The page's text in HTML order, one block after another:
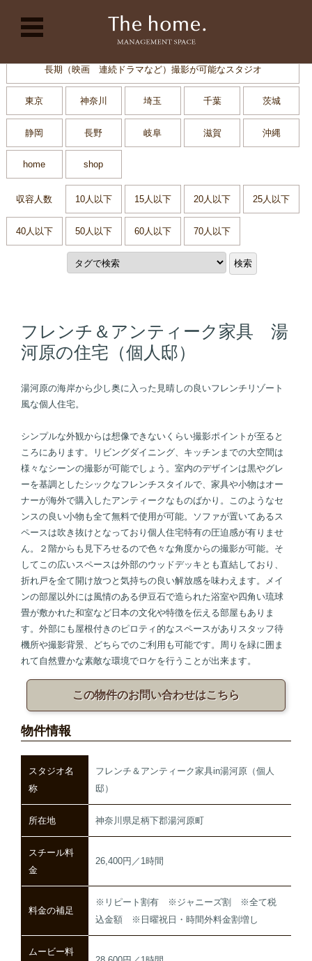
コンテンツに移動
長期（映画 連続ドラマなど）撮影が可能なスタジオ
東京 神奈川 埼玉 千葉 茨城
静岡 長野 岐阜 滋賀 沖縄
home shop
収容人数 10人以下 15人以下 20人以下 25人以下
40人以下 50人以下 60人以下 70人以下
フレンチ＆アンティーク家具 湯
河原の住宅（個人邸）
湯河原の海岸から少し奥に入った見晴しの良いフレンチリゾート
風な個人住宅。
シンプルな外観からは想像できないくらい撮影ポイントが至ると
ころにあります。リビングダイニング、キッチンまでの大空間は
様々なシーンの撮影が可能でしょう。室内のデザインは黒やグレ
ーを基調としたシックなフレンチスタイルで、家具や小物はオー
ナーが海外で購入したアンティークなものばかり。このようなセ
ンスの良い小物も全て無料で使用が可能。ソファが置いてあるス
ペースは吹き抜けとなっており個人住宅特有の圧迫感が有りませ
ん。２階からも見下ろせるので色々な角度からの撮影が可能。そ
してこの広いスペースは外部のウッドデッキとも直結しており、
折れ戸を全て開け放つと気持ちの良い解放感を味わえます。メイ
ンの部屋以外には風情のある伊豆石で造られた浴室や四角い琉球
畳が敷かれた和室など日本の文化や特徴を伝える部屋もありま
す。外部にも屋根付きのピロティ的なスペースがありスタッフ待
機所や撮影背景、どちらでのご利用も可能です。周りを緑に囲ま
れて自然豊かな素敵な環境でロケを行うことが出来ます。
この物件のお問い合わせはこちら
物件情報
スタジオ名
称
フレンチ＆アンティーク家具in湯河原（個人
邸）
所在地 神奈川県足柄下郡湯河原町
スチール料
金
26,400円／1時間
料金の補足
※リピート割有 ※ジャニーズ割 ※全て税
込金額 ※日曜祝日・時間外料金割増し
ムービー料